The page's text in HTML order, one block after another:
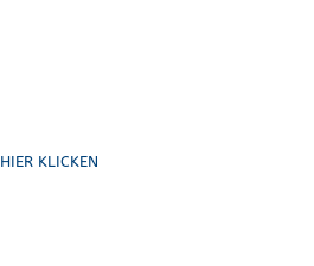
HIER KLICKEN